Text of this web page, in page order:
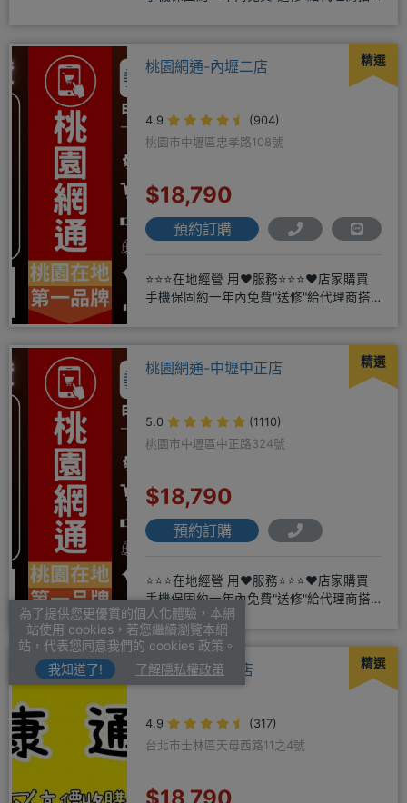
精選
桃園網通-內壢二店
4.9
(904)
桃園市中壢區忠孝路108號
$18,790
預約訂購
⭐⭐⭐在地經營 用❤️服務⭐⭐⭐❤️店家購買
手機保固約一年內免費"送修"給代理商搭
精選
桃園網通-中壢中正店
5.0
(1110)
桃園市中壢區中正路324號
$18,790
預約訂購
⭐⭐⭐在地經營 用❤️服務⭐⭐⭐❤️店家購買
手機保固約一年內免費"送修"給代理商搭
配門號再享高額折扣，
精選
好康通訊-天母店
4.9
(317)
台北市士林區天母西路11之4號
為了提供您更優質的個人化體驗，本網
站使用 cookies，若您繼續瀏覽本網
站，代表您同意我們的 cookies 政策。
我知道了!
了解隱私權政策